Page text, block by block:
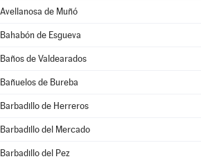
Avellanosa de Muñó
Bahabón de Esgueva
Baños de Valdearados
Bañuelos de Bureba
Barbadillo de Herreros
Barbadillo del Mercado
Barbadillo del Pez